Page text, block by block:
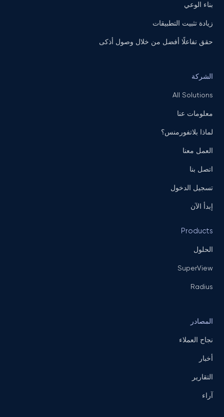
بناء الوعي
زيادة تثبيت التطبيقات
حقق تفاعلًا أفضل من خلال وصول أذكى
الشركة
All Solutions
معلومات عنا
لماذا بلاتفورمنس؟
العمل معنا
اتصل بنا
تسجيل الدخول
إبدأ الآن
Products
الحلول
SuperView
Radius
المصادر
نجاح العملاء
أخبار
التقارير
آراء